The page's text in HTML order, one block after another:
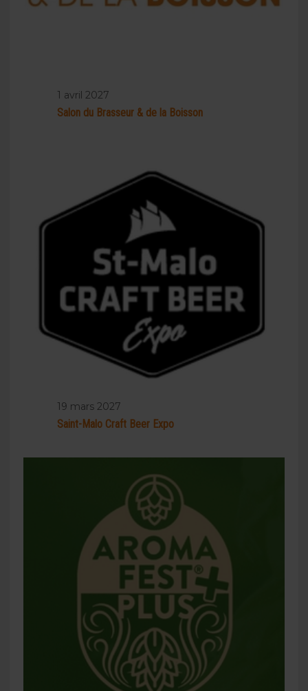
1 avril 2027
Salon du Brasseur & de la Boisson
19 mars 2027
Saint-Malo Craft Beer Expo